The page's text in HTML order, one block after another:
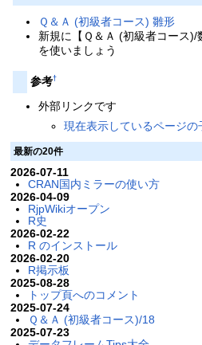
Ｑ＆Ａ (初級者コース) 雛形
新規に【Ｑ＆Ａ (初級者コース
を使いましょう
参考†
外部リンクです
現在表示しているページ
最新の20件
2026-07-11
CRAN国内ミラーの使い方
2026-04-09
RjpWikiオープン
R史
2026-02-22
R のインストール
2026-02-20
R掲示板
2025-08-28
トップ頁へのコメント
2025-07-24
Ｑ＆Ａ (初級者コース)/18
2025-07-23